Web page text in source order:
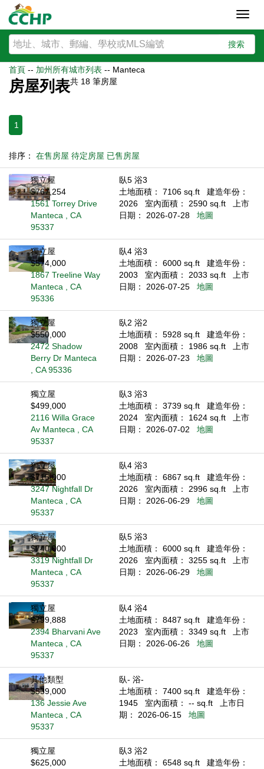
搜索
首頁 -- 加州所有城市列表 -- Manteca
房屋列表共 18 筆房屋
1
排序： 在售房屋 待定房屋 已售房屋
獨立屋
$767,254
1561 Torrey Drive
Manteca , CA
95337
臥5 浴3
土地面積： 7106 sq.ft
建造年份：
2026
室內面積： 2590 sq.ft
上市
日期： 2026-07-28
地圖
獨立屋
$574,000
1867 Treeline Way
Manteca , CA
95336
臥4 浴3
土地面積： 6000 sq.ft
建造年份：
2003
室內面積： 2033 sq.ft
上市
日期： 2026-07-25
地圖
獨立屋
$550,000
2472 Shadow
Berry Dr Manteca
, CA 95336
臥2 浴2
土地面積： 5928 sq.ft
建造年份：
2008
室內面積： 1986 sq.ft
上市
日期： 2026-07-23
地圖
獨立屋
$499,000
2116 Willa Grace
Av Manteca , CA
95337
臥3 浴3
土地面積： 3739 sq.ft
建造年份：
2024
室內面積： 1624 sq.ft
上市
日期： 2026-07-02
地圖
獨立屋
$715,000
3247 Nightfall Dr
Manteca , CA
95337
臥4 浴3
土地面積： 6867 sq.ft
建造年份：
2026
室內面積： 2996 sq.ft
上市
日期： 2026-06-29
地圖
獨立屋
$740,000
3319 Nightfall Dr
Manteca , CA
95337
臥5 浴3
土地面積： 6000 sq.ft
建造年份：
2026
室內面積： 3255 sq.ft
上市
日期： 2026-06-29
地圖
獨立屋
$799,888
2394 Bharvani Ave
Manteca , CA
95337
臥4 浴4
土地面積： 8487 sq.ft
建造年份：
2023
室內面積： 3349 sq.ft
上市
日期： 2026-06-26
地圖
其他類型
$559,000
136 Jessie Ave
Manteca , CA
95337
臥- 浴-
土地面積： 7400 sq.ft
建造年份：
1945
室內面積： -- sq.ft
上市日
期： 2026-06-15
地圖
獨立屋
$625,000
臥3 浴2
土地面積： 6548 sq.ft
建造年份：